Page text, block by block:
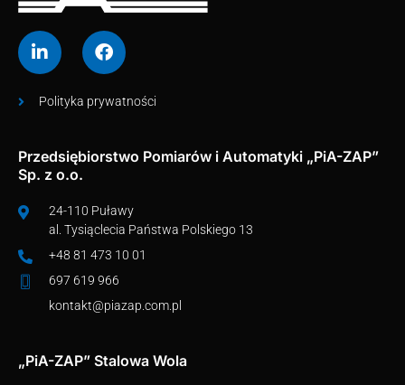
Polityka prywatności
Przedsiębiorstwo Pomiarów i Automatyki „PiA-ZAP”
Sp. z o.o.
24-110 Puławy
al. Tysiąclecia Państwa Polskiego 13
+48 81 473 10 01
697 619 966
kontakt@piazap.com.pl
„PiA-ZAP” Stalowa Wola